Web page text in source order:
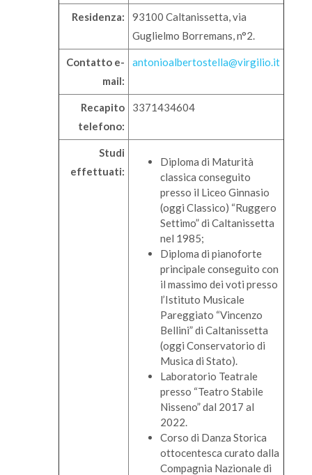
Residenza:
93100 Caltanissetta, via
Guglielmo Borremans, n°2.
Contatto e-
mail:
antonioalbertostella@virgilio.it
Recapito
telefono:
3371434604
Studi
effettuati:
Diploma di Maturità
classica conseguito
presso il Liceo Ginnasio
(oggi Classico) “Ruggero
Settimo” di Caltanissetta
nel 1985;
Diploma di pianoforte
principale conseguito con
il massimo dei voti presso
l’Istituto Musicale
Pareggiato “Vincenzo
Bellini” di Caltanissetta
(oggi Conservatorio di
Musica di Stato).
Laboratorio Teatrale
presso “Teatro Stabile
Nisseno” dal 2017 al
2022.
Corso di Danza Storica
ottocentesca curato dalla
Compagnia Nazionale di